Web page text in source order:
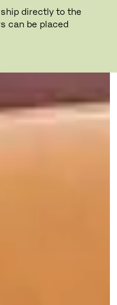
directly to the
can be placed